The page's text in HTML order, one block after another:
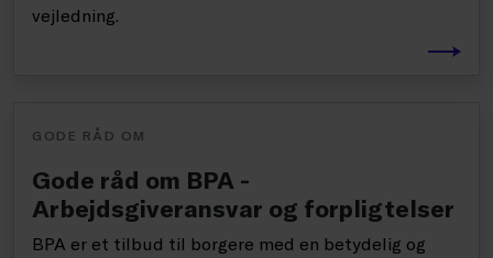
vejledning.
GODE RÅD OM
Gode råd om BPA -
Arbejdsgiveransvar og forpligtelser
BPA er et tilbud til borgere med en betydelig og